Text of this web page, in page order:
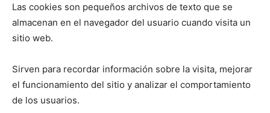
Las cookies son pequeños archivos de texto que se
almacenan en el navegador del usuario cuando visita un
sitio web.
Sirven para recordar información sobre la visita, mejorar
el funcionamiento del sitio y analizar el comportamiento
de los usuarios.